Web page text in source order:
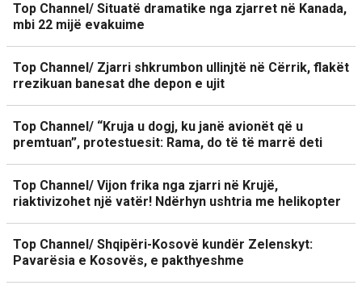
Top Channel/ Situatë dramatike nga zjarret në Kanada,
mbi 22 mijë evakuime
Top Channel/ Zjarri shkrumbon ullinjtë në Cërrik, flakët
rrezikuan banesat dhe depon e ujit
Top Channel/ “Kruja u dogj, ku janë avionët që u
premtuan”, protestuesit: Rama, do të të marrë deti
Top Channel/ Vijon frika nga zjarri në Krujë,
riaktivizohet një vatër! Ndërhyn ushtria me helikopter
Top Channel/ Shqipëri-Kosovë kundër Zelenskyt:
Pavarësia e Kosovës, e pakthyeshme